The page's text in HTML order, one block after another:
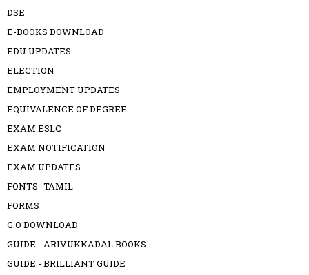
DSE
E-BOOKS DOWNLOAD
EDU UPDATES
ELECTION
EMPLOYMENT UPDATES
EQUIVALENCE OF DEGREE
EXAM ESLC
EXAM NOTIFICATION
EXAM UPDATES
FONTS -TAMIL
FORMS
G.O DOWNLOAD
GUIDE - ARIVUKKADAL BOOKS
GUIDE - BRILLIANT GUIDE